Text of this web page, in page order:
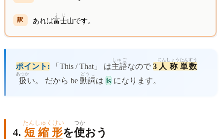
あれは富
ふ
士
じ
山です。
ポイント: 「This / That」 は主語
しゅご
なので 3 人称
にんしょう
単数
たんすう
扱
あつか
い。 だから be 動詞
どうし
は is になります。
4. 短縮形
たんしゅくけい
を使
つか
おう